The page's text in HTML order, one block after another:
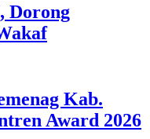
Dorong
Kab.
Award 2026